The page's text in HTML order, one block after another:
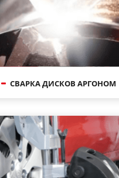
СВАРКА ДИСКОВ АРГОНОМ